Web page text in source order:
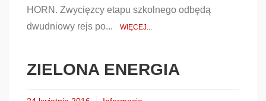
HORN. Zwycięzcy etapu szkolnego odbędą
dwudniowy rejs po...
WIĘCEJ...
ZIELONA ENERGIA